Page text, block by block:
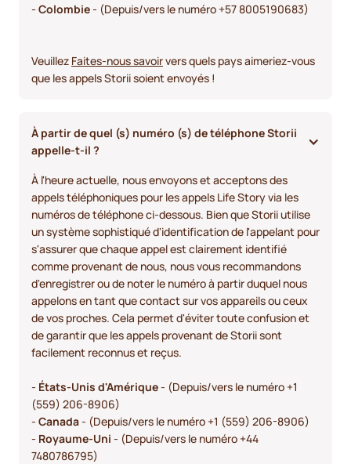
- Colombie- (Depuis/vers le numéro +57 8005190683)
Veuillez Faites-nous savoirvers quels pays aimeriez-vous
que les appels Storii soient envoyés !
À partir de quel (s) numéro (s) de téléphone Storii
appelle-t-il ?
À l'heure actuelle, nous envoyons et acceptons des
appels téléphoniques pour les appels Life Story via les
numéros de téléphone ci-dessous. Bien que Storii utilise
un système sophistiqué d'identification de l'appelant pour
s'assurer que chaque appel est clairement identifié
comme provenant de nous, nous vous recommandons
d'enregistrer ou de noter le numéro à partir duquel nous
appelons en tant que contact sur vos appareils ou ceux
de vos proches. Cela permet d'éviter toute confusion et
de garantir que les appels provenant de Storii sont
facilement reconnus et reçus.
- États-Unis d'Amérique- (Depuis/vers le numéro +1
(559) 206-8906)
- Canada- (Depuis/vers le numéro +1 (559) 206-8906)
- Royaume-Uni - (Depuis/vers le numéro +44
7480786795)